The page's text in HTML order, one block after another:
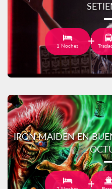
1 Noches
IRON MAIDEN EN